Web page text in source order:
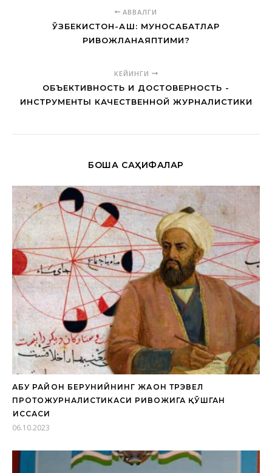
АВВАЛГИ
ЎЗБЕКИСТОН-АҚШ: МУНОСАБАТЛАР
РИВОЖЛАНАЯПТИМИ?
КЕЙИНГИ
ОБЪЕКТИВНОСТЬ И ДОСТОВЕРНОСТЬ -
ИНСТРУМЕНТЫ КАЧЕСТВЕННОЙ ЖУРНАЛИСТИКИ
БОШҚА САҲИФАЛАР
АБУ РАЙҲОН БЕРУНИЙНИНГ ЖАҲОН ТРЭВЕЛ
ПРОТОЖУРНАЛИСТИКАСИ РИВОЖИГА ҚЎШГАН
ҲИССАСИ
06.10.2023